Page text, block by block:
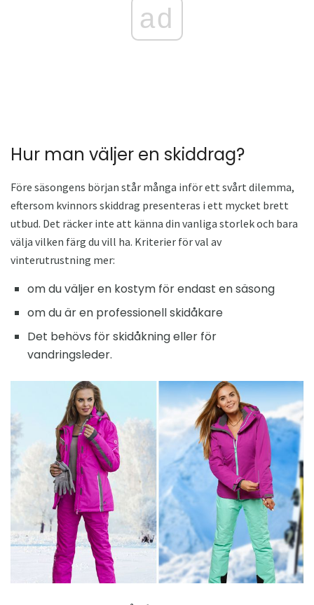
ad
Hur man väljer en skiddrag?
Före säsongens början står många inför ett svårt dilemma,
eftersom kvinnors skiddrag presenteras i ett mycket brett
utbud. Det räcker inte att känna din vanliga storlek och bara
välja vilken färg du vill ha. Kriterier för val av
vinterutrustning mer:
om du väljer en kostym för endast en säsong
om du är en professionell skidåkare
Det behövs för skidåkning eller för
vandringsleder.